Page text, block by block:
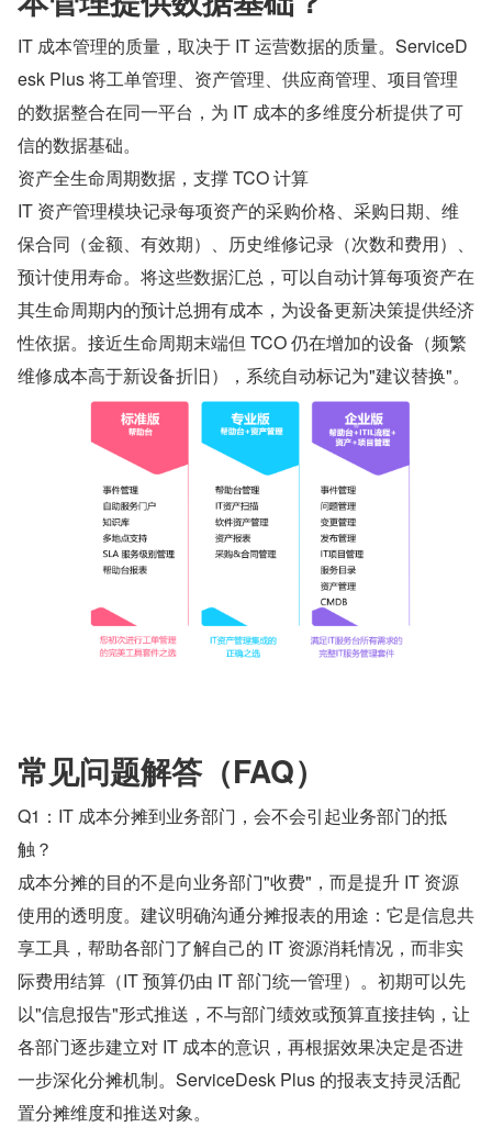
IT 成本管理的质量，取决于 IT 运营数据的质量。ServiceD
esk Plus 将工单管理、资产管理、供应商管理、项目管理
的数据整合在同一平台，为 IT 成本的多维度分析提供了可
信的数据基础。
资产全生命周期数据，支撑 TCO 计算
IT 资产管理模块记录每项资产的采购价格、采购日期、维
保合同（金额、有效期）、历史维修记录（次数和费用）、
预计使用寿命。将这些数据汇总，可以自动计算每项资产在
其生命周期内的预计总拥有成本，为设备更新决策提供经济
性依据。接近生命周期末端但 TCO 仍在增加的设备（频繁
维修成本高于新设备折旧），系统自动标记为"建议替换"。
常见问题解答（FAQ）
Q1：IT 成本分摊到业务部门，会不会引起业务部门的抵
触？
成本分摊的目的不是向业务部门"收费"，而是提升 IT 资源
使用的透明度。建议明确沟通分摊报表的用途：它是信息共
享工具，帮助各部门了解自己的 IT 资源消耗情况，而非实
际费用结算（IT 预算仍由 IT 部门统一管理）。初期可以先
以"信息报告"形式推送，不与部门绩效或预算直接挂钩，让
各部门逐步建立对 IT 成本的意识，再根据效果决定是否进
一步深化分摊机制。ServiceDesk Plus 的报表支持灵活配
置分摊维度和推送对象。